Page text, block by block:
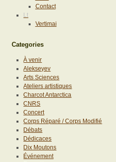
Contact
Lt
Vertimai
Categories
À venir
Alekseyev
Arts Sciences
Ateliers artistiques
Charcot Antarctica
CNRS
Concert
Corps Réparé / Corps Modifié
Débats
Dédicaces
Dix Moutons
Événement